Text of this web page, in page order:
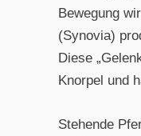
Bewegung
(Synovia)
Diese
Knorpel und
Stehende